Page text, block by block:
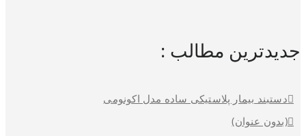
جدیدترین مطالب :
دستبند بیمار پلاستیکی ساده مدل اکونومی
(بدون عنوان)